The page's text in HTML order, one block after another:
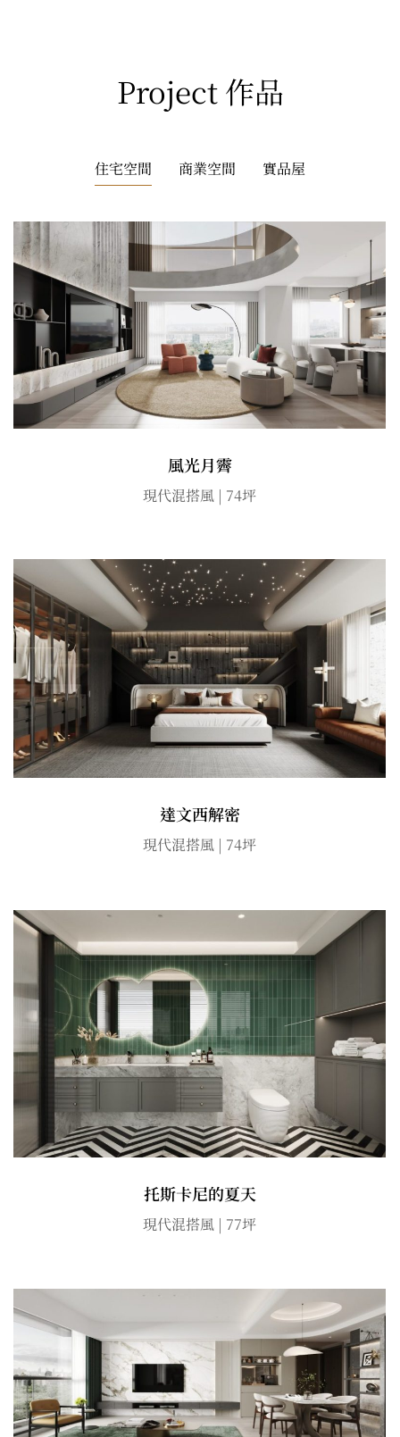
Project 作品
住宅空間 商業空間 實品屋
風光月霽
現代混搭風 | 74坪
達文西解密
現代混搭風 | 74坪
托斯卡尼的夏天
現代混搭風 | 77坪